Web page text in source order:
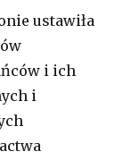
ustawiła
i ich
i